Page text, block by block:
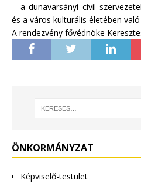
– a dunavarsányi civil
és a város kulturális életében
A rendezvény fővédnöke
ÖNKORMÁNYZAT
Képviselő-testület